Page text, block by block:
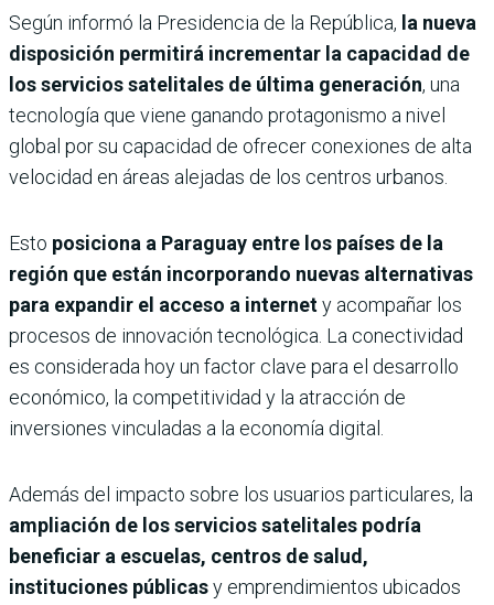
Según informó la Presidencia de la República, la nueva
disposición permitirá incrementar la capacidad de
los servicios satelitales de última generación, una
tecnología que viene ganando protagonismo a nivel
global por su capacidad de ofrecer conexiones de alta
velocidad en áreas alejadas de los centros urbanos.
Esto posiciona a Paraguay entre los países de la
región que están incorporando nuevas alternativas
para expandir el acceso a internety acompañar los
procesos de innovación tecnológica. La conectividad
es considerada hoy un factor clave para el desarrollo
económico, la competitividad y la atracción de
inversiones vinculadas a la economía digital.
Además del impacto sobre los usuarios particulares, la
ampliación de los servicios satelitales podría
beneficiar a escuelas, centros de salud,
instituciones públicasy emprendimientos ubicados